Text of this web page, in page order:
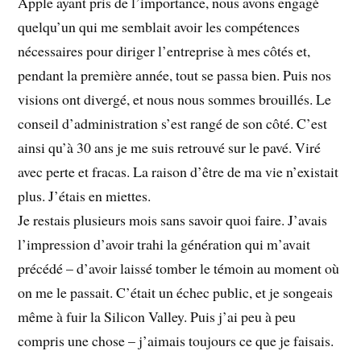
quelqu’un qui me semblait avoir les compétences
nécessaires pour diriger l’entreprise à mes côtés et,
pendant la première année, tout se passa bien. Puis nos
visions ont divergé, et nous nous sommes brouillés. Le
conseil d’administration s’est rangé de son côté. C’est
ainsi qu’à 30 ans je me suis retrouvé sur le pavé. Viré
avec perte et fracas. La raison d’être de ma vie n’existait
plus. J’étais en miettes.
Je restais plusieurs mois sans savoir quoi faire. J’avais
l’impression d’avoir trahi la génération qui m’avait
précédé – d’avoir laissé tomber le témoin au moment où
on me le passait. C’était un échec public, et je songeais
même à fuir la Silicon Valley. Puis j’ai peu à peu
compris une chose – j’aimais toujours ce que je faisais.